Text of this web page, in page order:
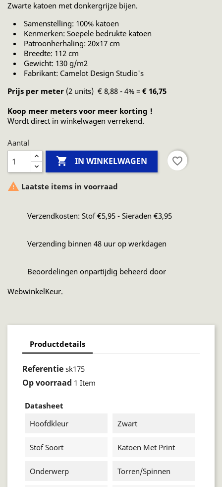
Zwarte katoen met donkergrijze bijen.
Samenstelling: 100% katoen
Kenmerken: Soepele bedrukte katoen
Patroonherhaling: 20x17 cm
Breedte: 112 cm
Gewicht: 130 g/m2
Fabrikant: Camelot Design Studio's
Prijs per meter (2 units) € 8,88 - 4% = € 16,75
Koop meer meters voor meer korting !
Wordt direct in winkelwagen verrekend.
Aantal
 IN WINKELWAGEN favorite_border
 Laatste items in voorraad
Verzendkosten: Stof €5,95 - Sieraden €3,95
Verzending binnen 48 uur op werkdagen
Beoordelingen onpartijdig beheerd door
WebwinkelKeur.
Productdetails
Referentie sk175
Op voorraad 1 Item
Datasheet
Hoofdkleur
Zwart
Stof Soort Katoen Met Print
Onderwerp Torren/spinnen